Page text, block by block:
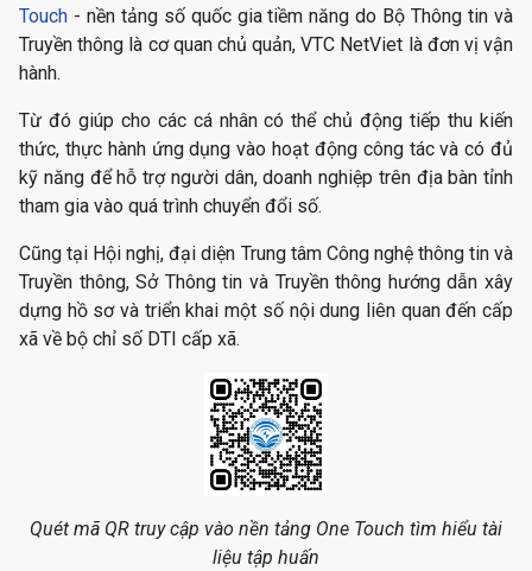
Touch - nền tảng số quốc gia tiềm năng do Bộ Thông tin và
Truyền thông là cơ quan chủ quản, VTC NetViet là đơn vị vận
hành.
Từ đó giúp cho các cá nhân có thể chủ động tiếp thu kiến
thức, thực hành ứng dụng vào hoạt động công tác và có đủ
kỹ năng để hỗ trợ người dân, doanh nghiệp trên địa bàn tỉnh
tham gia vào quá trình chuyển đổi số.
Cũng tại Hội nghị, đại diện Trung tâm Công nghệ thông tin và
Truyền thông, Sở Thông tin và Truyền thông hướng dẫn xây
dựng hồ sơ và triển khai một số nội dung liên quan đến cấp
xã về bộ chỉ số DTI cấp xã.
Quét mã QR truy cập vào nền tảng One Touch tìm hiểu tài
liệu tập huấn